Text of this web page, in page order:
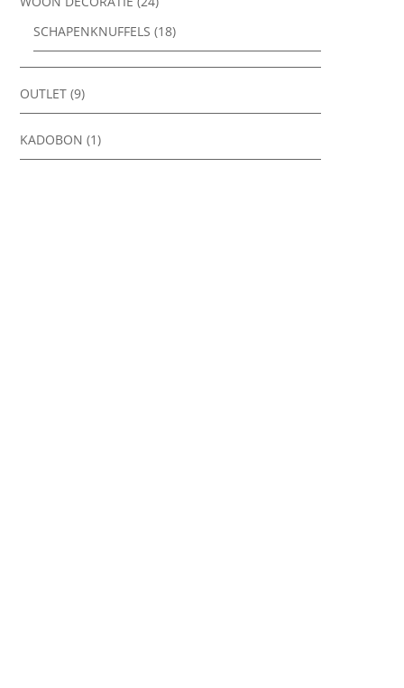
SCHAPENKNUFFELS (18)
OUTLET (9)
KADOBON (1)